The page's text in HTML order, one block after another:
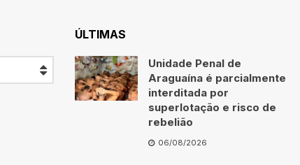
ÚLTIMAS
Unidade Penal de
Araguaína é parcialmente
interditada por
superlotação e risco de
rebelião
06/08/2026